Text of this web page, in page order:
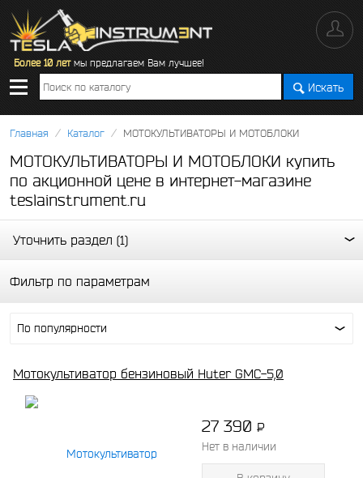
Более 10 летмы предлагаем Вам лучшее!
Искать
Главная / Каталог / МОТОКУЛЬТИВАТОРЫ И МОТОБЛОКИ
МОТОКУЛЬТИВАТОРЫ И МОТОБЛОКИ купить
по акционной цене в интернет-магазине
teslainstrument.ru
Уточнить раздел (1)
Фильтр по параметрам
По популярности
Мотокультиватор бензиновый Huter GMC-5,0
27 390 P
-
Нет в наличии